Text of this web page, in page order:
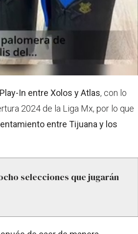
In entre Xolos y Atlas, con lo
2024 de la Liga Mx, por lo que
entre Tijuana y los
selecciones que jugarán